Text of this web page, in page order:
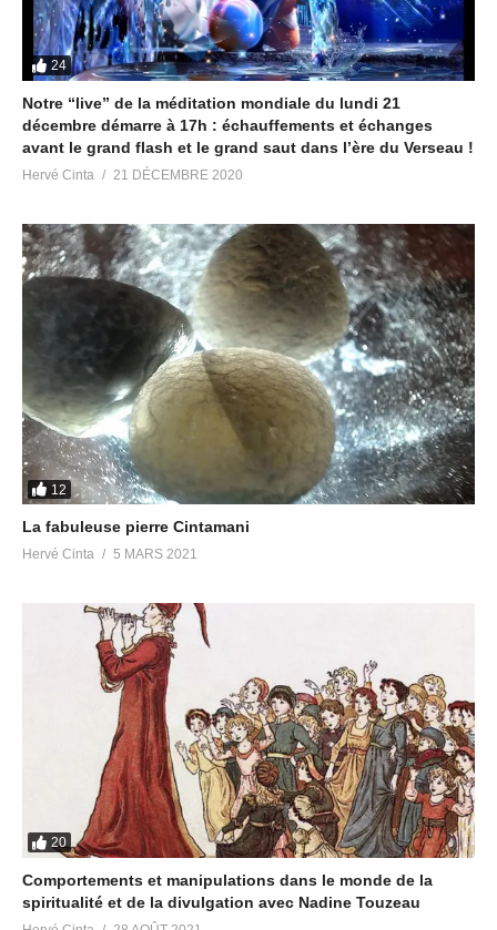
24
Notre “live” de la méditation mondiale du lundi 21
décembre démarre à 17h : échauffements et échanges
avant le grand flash et le grand saut dans l’ère du Verseau !
Hervé Cinta 21 DÉCEMBRE 2020
12
La fabuleuse pierre Cintamani
Hervé Cinta 5 MARS 2021
20
Comportements et manipulations dans le monde de la
spiritualité et de la divulgation avec Nadine Touzeau